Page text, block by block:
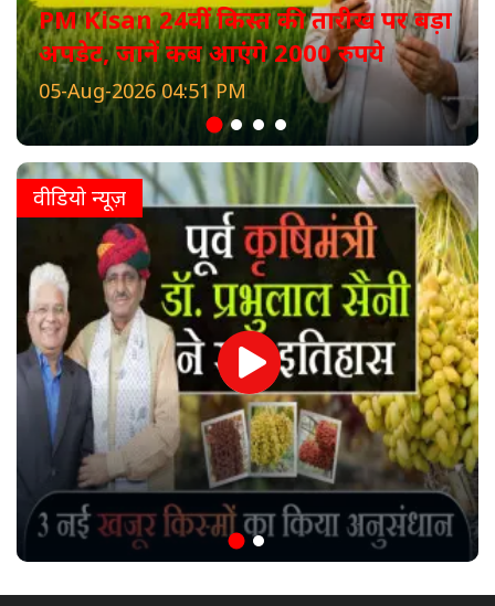
PM Kisan 24वीं किस्त की तारीख पर बड़ा
अपडेट, जानें कब आएंगे 2000 रुपये
05-Aug-2026 04:51 PM
वीडियो न्यूज़